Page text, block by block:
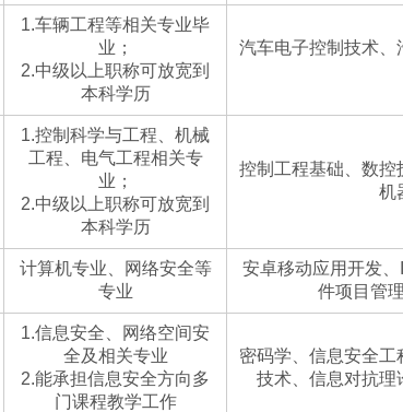
1.车辆工程等相关专业毕
业；
2.中级以上职称可放宽到
本科学历
汽车电子控制技术、
1.控制科学与工程、机械
工程、电气工程相关专
业；
2.中级以上职称可放宽到
本科学历
控制工程基础、数控
机
计算机专业、网络安全等
专业
安卓移动应用开发
件项目管
1.信息安全、网络空间安
全及相关专业
2.能承担信息安全方向多
门课程教学工作
密码学、信息安全
技术、信息对抗理